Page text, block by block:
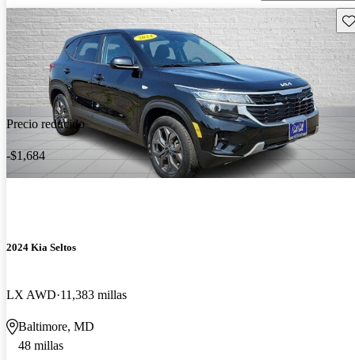
Precio reducido
-$1,684
2024 Kia Seltos
LX AWD 11,383 millas
Baltimore, MD
48 millas